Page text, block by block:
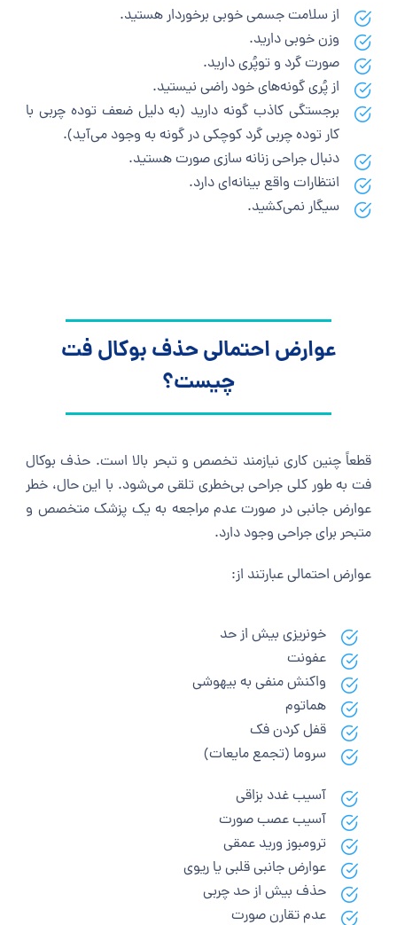
از سلامت جسمی خوبی برخوردار هستید.
وزن خوبی دارید.
صورت گرد و توپُری دارید.
از پُری گونه‌های خود راضی نیستید.
برجستگی کاذب گونه دارید (به دلیل ضعف توده چربی با
کار توده چربی گرد کوچکی در گونه به وجود می‌آید).
دنبال جراحی زنانه سازی صورت هستید.
انتظارات واقع بینانه‌ای دارد.
سیگار نمی‌کشید.
عوارض احتمالی حذف بوکال فت
چیست؟
قطعاً چنین کاری نیازمند تخصص و تبحر بالا است. حذف بوکال
فت به طور کلی جراحی بی‌خطری تلقی می‌شود. با این حال، خطر
عوارض جانبی در صورت عدم مراجعه به یک پزشک متخصص و
متبحر برای جراحی وجود دارد.
عوارض احتمالی عبارتند از:
خونریزی بیش از حد
عفونت
واکنش منفی به بیهوشی
هماتوم
قفل کردن فک
سروما (تجمع مایعات)
آسیب غدد بزاقی
آسیب عصب صورت
ترومبوز ورید عمقی
عوارض جانبی قلبی یا ریوی
حذف بیش از حد چربی
عدم تقارن صورت